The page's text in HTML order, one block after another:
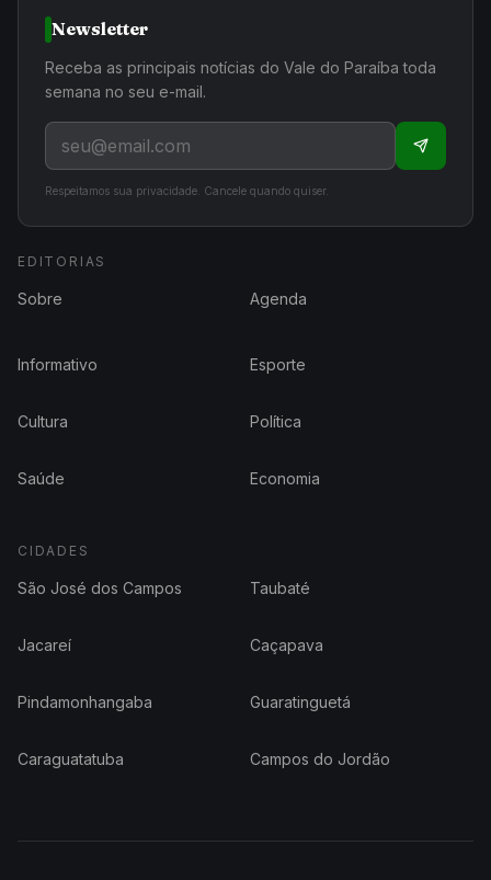
Newsletter
Receba as principais notícias do Vale do Paraíba toda
semana no seu e-mail.
Respeitamos sua privacidade. Cancele quando quiser.
EDITORIAS
Sobre Agenda
Informativo Esporte
Cultura Política
Saúde Economia
CIDADES
São José dos Campos Taubaté
Jacareí Caçapava
Pindamonhangaba Guaratinguetá
Caraguatatuba Campos do Jordão